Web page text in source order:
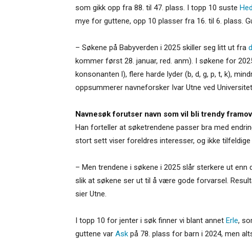
som gikk opp fra 88. til 47. plass. I topp 10 suste
mye for guttene, opp 10 plasser fra 16. til 6. plass.
– Søkene på Babyverden i 2025 skiller seg litt ut fra
kommer først 28. januar, red. anm). I søkene for
konsonanten l), flere harde lyder (b, d, g, p, t, k),
oppsummerer navneforsker Ivar Utne ved
Navnesøk forutser navn som vil bli trendy
Han forteller at søketrendene passer bra med
stort sett viser foreldres interesser, og ikke tilfeldige
– Men trendene i søkene i 2025 slår sterkere ut
slik at søkene ser ut til å være gode forvarsel.
sier Utne.
I topp 10 for jenter i søk finner vi blant annet Erle,
guttene var Ask på 78. plass for barn i 2024, men